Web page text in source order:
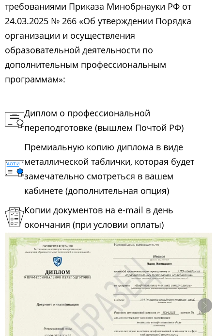
требованиями Приказа Минобрнауки РФ от
24.03.2025 № 266 «Об утверждении Порядка
организации и осуществления
образовательной деятельности по
дополнительным профессиональным
программам»:
Диплом о профессиональной
переподготовке (вышлем Почтой РФ)
Премиальную копию диплома в виде
металлической таблички, которая будет
замечательно смотреться в вашем
кабинете (дополнительная опция)
Копии документов на e-mail в день
окончания (при условии оплаты)